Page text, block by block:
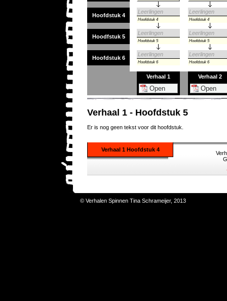
Hoofdstuk 4
Leerlingen
Hoofdstuk 4
Leerlingen
Hoofdstuk 4
Hoodfstuk 5
Leerlingen
Hoofdstuk 5
Leerlingen
Hoofdstuk 5
Hoofdstuk 6
Leerlingen
Hoofdstuk 6
Leerlingen
Hoofdstuk 6
Verhaal 1 Verhaal 2
Verhaal 1 - Hoofdstuk 5
Er is nog geen tekst voor dit hoofdstuk.
Verhaal 1 Hoofdstuk 4
© Verhalen Spinnen Tina Schrameijer, 2013